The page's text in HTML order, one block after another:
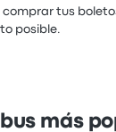
tus
posible.
bus más